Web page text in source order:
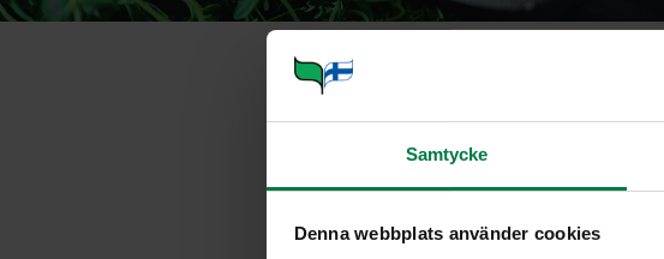
Samtycke
Denna webbplats använder cookies
Punajuuri-riisisalaatti